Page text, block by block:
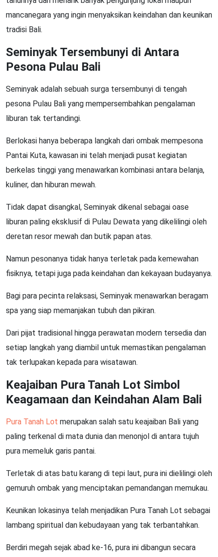
mancanegara yang ingin menyaksikan keindahan dan keunikan
tradisi Bali.
Seminyak Tersembunyi di Antara
Pesona Pulau Bali
Seminyak adalah sebuah surga tersembunyi di tengah
pesona Pulau Bali yang mempersembahkan pengalaman
liburan tak tertandingi.
Berlokasi hanya beberapa langkah dari ombak mempesona
Pantai Kuta, kawasan ini telah menjadi pusat kegiatan
berkelas tinggi yang menawarkan kombinasi antara belanja,
kuliner, dan hiburan mewah.
Tidak dapat disangkal, Seminyak dikenal sebagai oase
liburan paling eksklusif di Pulau Dewata yang dikelilingi oleh
deretan resor mewah dan butik papan atas.
Namun pesonanya tidak hanya terletak pada kemewahan
fisiknya, tetapi juga pada keindahan dan kekayaan budayanya.
Bagi para pecinta relaksasi, Seminyak menawarkan beragam
spa yang siap memanjakan tubuh dan pikiran.
Dari pijat tradisional hingga perawatan modern tersedia dan
setiap langkah yang diambil untuk memastikan pengalaman
tak terlupakan kepada para wisatawan.
Keajaiban Pura Tanah Lot Simbol
Keagamaan dan Keindahan Alam Bali
Pura Tanah Lot merupakan salah satu keajaiban Bali yang
paling terkenal di mata dunia dan menonjol di antara tujuh
pura memeluk garis pantai.
Terletak di atas batu karang di tepi laut, pura ini dielilingi oleh
gemuruh ombak yang menciptakan pemandangan memukau.
Keunikan lokasinya telah menjadikan Pura Tanah Lot sebagai
lambang spiritual dan kebudayaan yang tak terbantahkan.
Berdiri megah sejak abad ke-16, pura ini dibangun secara